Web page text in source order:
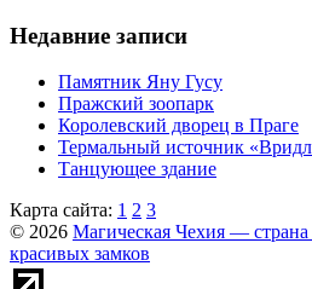
Недавние записи
Памятник Яну Гусу
Пражский зоопарк
Королевский дворец в Праге
Термальный источник
Танцующее здание
Карта сайта: 1 2 3
© 2026 Магическая Чехия —
красивых замков